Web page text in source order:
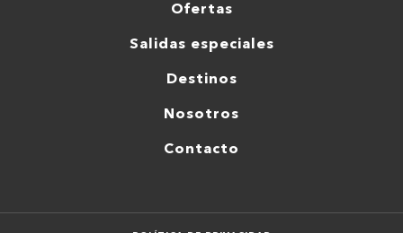
Ofertas
Salidas especiales
Destinos
Nosotros
Contacto